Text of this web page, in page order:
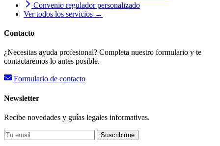
Convenio regulador personalizado
Ver todos los servicios →
Contacto
¿Necesitas ayuda profesional? Completa nuestro formulario y te
contactaremos lo antes posible.
Formulario de contacto
Newsletter
Recibe novedades y guías legales informativas.
Suscribirme